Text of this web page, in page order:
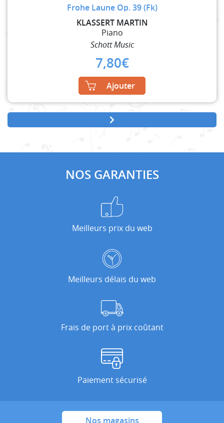
Frohe Laune Op. 39 (Fk)
KLASSERT MARTIN
Piano
Schott Music
7,80€
Ajouter
NOS GARANTIES
Meilleurs prix du web
Meilleurs délais du web
Frais de port à prix coûtant
Paiement sécurisé
Nos magasins